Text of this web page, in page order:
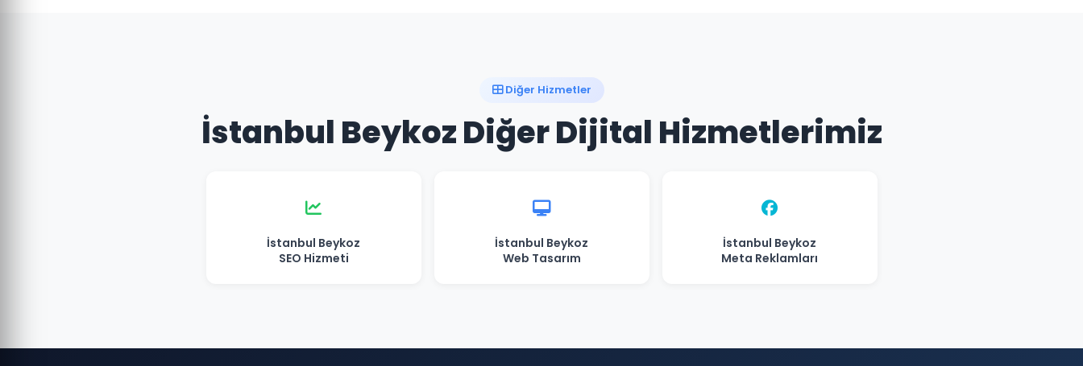
Diğer Hizmetler
İstanbul Beykoz Diğer Dijital Hizmetlerimiz
İstanbul Beykoz
SEO Hizmeti
İstanbul Beykoz
Web Tasarım
İstanbul Beykoz
Meta Reklamları